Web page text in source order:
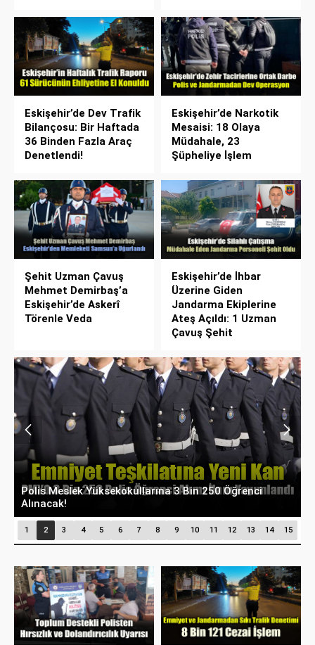
Eskişehir’de Dev Trafik
Bilançosu: Bir Haftada
36 Binden Fazla Araç
Denetlendi!
Eskişehir’de Narkotik
Mesaisi: 18 Olaya
Müdahale, 23
Şüpheliye İşlem
Şehit Uzman Çavuş
Mehmet Demirbaş’a
Eskişehir’de Askerî
Törenle Veda
Eskişehir’de İhbar
Üzerine Giden
Jandarma Ekiplerine
Ateş Açıldı: 1 Uzman
Çavuş Şehit
İl Güvenlik Ve Asayiş Koordinasyon Toplantısı
Gerçekleştirildi
1 2 3 4 5 6 7 8 9 10 11 12 13 14 15